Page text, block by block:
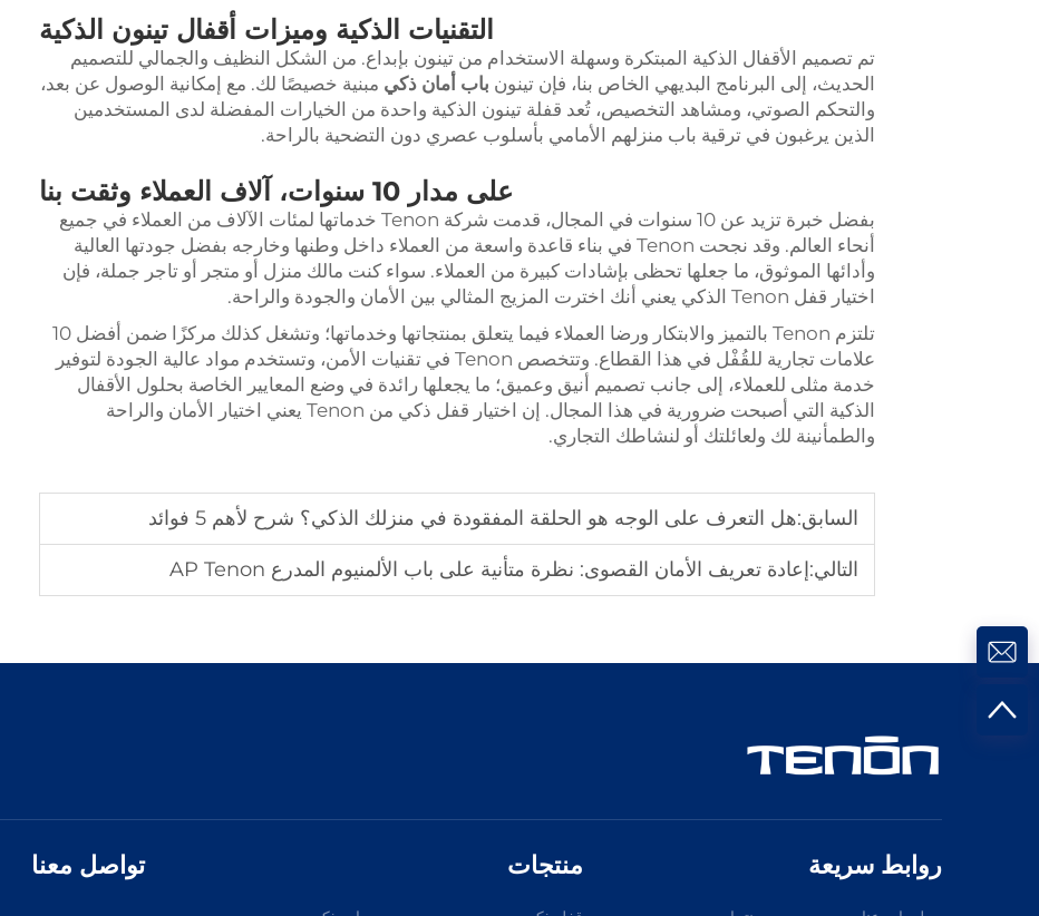
التقنيات الذكية وميزات أقفال تينون الذكية
تم تصميم الأقفال الذكية المبتكرة وسهلة الاستخدام من تينون بإبداع. من الشكل النظيف والجمالي للتصميم
الحديث، إلى البرنامج البديهي الخاص بنا، فإن تينون باب أمان ذكي مبنية خصيصًا لك. مع إمكانية الوصول عن بعد،
والتحكم الصوتي، ومشاهد التخصيص، تُعد قفلة تينون الذكية واحدة من الخيارات المفضلة لدى المستخدمين
الذين يرغبون في ترقية باب منزلهم الأمامي بأسلوب عصري دون التضحية بالراحة.
على مدار 10 سنوات، آلاف العملاء وثقت بنا
بفضل خبرة تزيد عن 10 سنوات في المجال، قدمت شركة Tenon خدماتها لمئات الآلاف من العملاء في جميع
أنحاء العالم. وقد نجحت Tenon في بناء قاعدة واسعة من العملاء داخل وطنها وخارجه بفضل جودتها العالية
وأدائها الموثوق، ما جعلها تحظى بإشادات كبيرة من العملاء. سواء كنت مالك منزل أو متجر أو تاجر جملة، فإن
اختيار قفل Tenon الذكي يعني أنك اخترت المزيج المثالي بين الأمان والجودة والراحة.
تلتزم Tenon بالتميز والابتكار ورضا العملاء فيما يتعلق بمنتجاتها وخدماتها؛ وتشغل كذلك مركزًا ضمن أفضل 10
علامات تجارية للقُفْل في هذا القطاع. وتتخصص Tenon في تقنيات الأمن، وتستخدم مواد عالية الجودة لتوفير
خدمة مثلى للعملاء، إلى جانب تصميم أنيق وعميق؛ ما يجعلها رائدة في وضع المعايير الخاصة بحلول الأقفال
الذكية التي أصبحت ضرورية في هذا المجال. إن اختيار قفل ذكي من Tenon يعني اختيار الأمان والراحة
والطمأنينة لك ولعائلتك أو لنشاطك التجاري.
السابق:هل التعرف على الوجه هو الحلقة المفقودة في منزلك الذكي؟ شرح لأهم 5 فوائد
التالي:إعادة تعريف الأمان القصوى: نظرة متأنية على باب الألمنيوم المدرع AP Tenon
روابط سريعة منتجات تواصل معنا